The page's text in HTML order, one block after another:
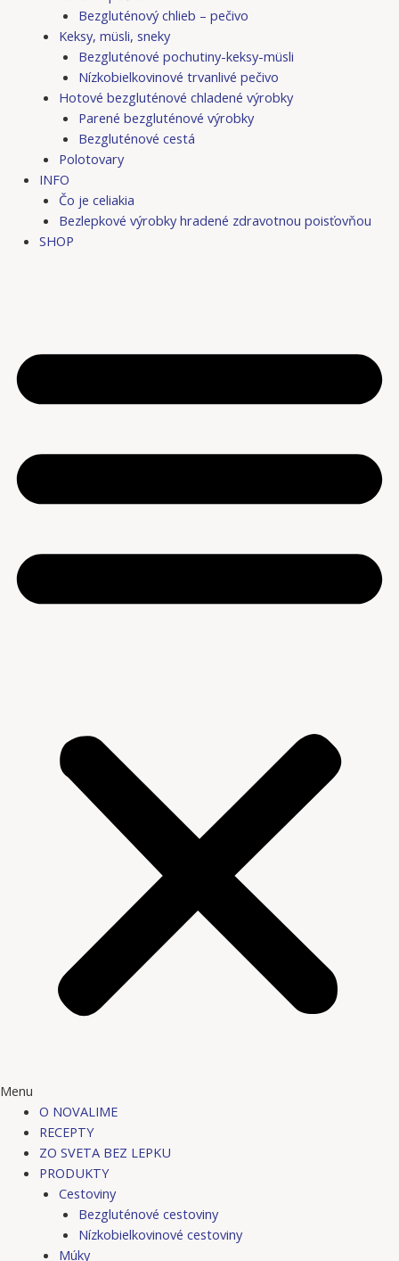
Bezgluténový chlieb – pečivo
Keksy, müsli, sneky
Bezgluténové pochutiny-keksy-müsli
Nízkobielkovinové trvanlivé pečivo
Hotové bezgluténové chladené výrobky
Parené bezgluténové výrobky
Bezgluténové cestá
Polotovary
INFO
Čo je celiakia
Bezlepkové výrobky hradené zdravotnou poisťovňou
SHOP
Menu
O NOVALIME
RECEPTY
ZO SVETA BEZ LEPKU
PRODUKTY
Cestoviny
Bezgluténové cestoviny
Nízkobielkovinové cestoviny
Múky